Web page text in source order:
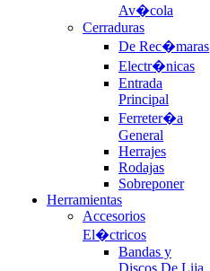
Av�cola
Cerraduras
De Rec�maras
Electr�nicas
Entrada
Principal
Ferreter�a
General
Herrajes
Rodajas
Sobreponer
Herramientas
Accesorios
El�ctricos
Bandas y
Discos De Lija